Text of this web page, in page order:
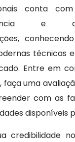
conta
e
técnicas
Entre em
faça uma
com as
disponíveis
credibilidade